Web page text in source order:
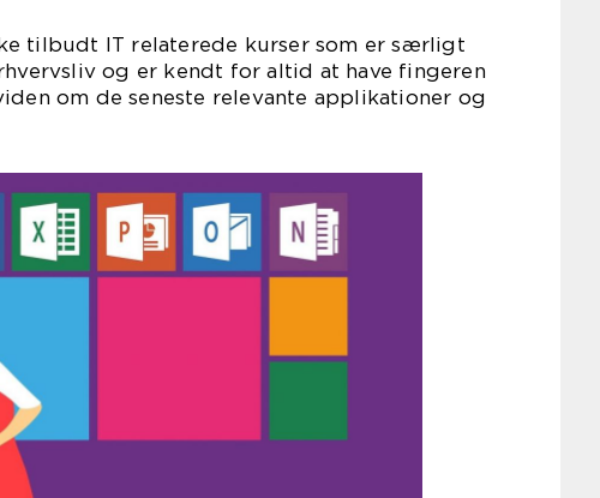
tilbudt IT relaterede kurser som er særligt
og er kendt for altid at have fingeren
om de seneste relevante applikationer og